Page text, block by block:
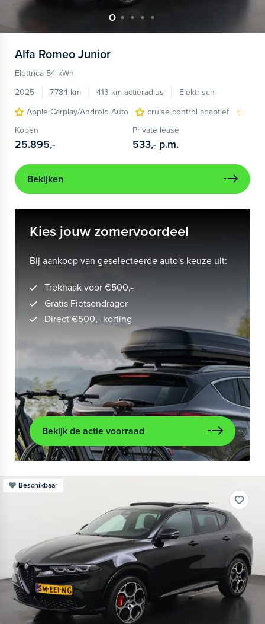
Alfa Romeo Junior
Elettrica 54 kWh
2025
7.784 km 413 km actieradius
Elektrisch
Apple Carplay/Android Auto
cruise control adaptief
Kopen
25.895,-
Private lease
533,- p.m.
Bekijken
Kies jouw zomervoordeel
Bij aankoop van geselecteerde auto's keuze uit:
Trekhaak voor €500,-
Gratis Fietsendrager
Direct €500,- korting
Bekijk de actie voorraad
Beschikbaar